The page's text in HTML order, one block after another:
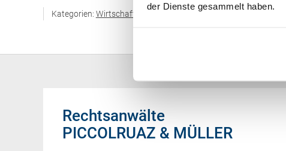
der Dienste gesammelt haben.
Kategorien: Wirtschaftsrecht / Gesellschaftsrecht
Rechtsanwälte
PICCOLRUAZ & MÜLLER